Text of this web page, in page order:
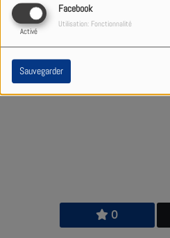
Facebook
Activé
Utilisation: Fonctionnalité
Sauvegarder
0
1632 VUES